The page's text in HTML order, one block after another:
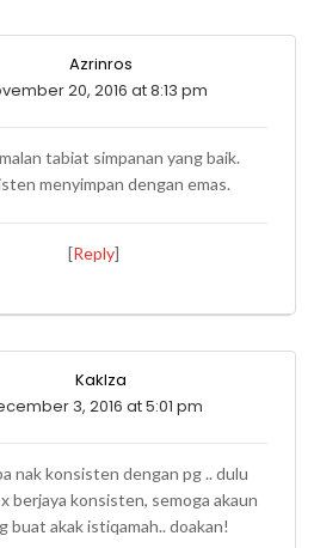
Azrinros
20, 2016 at 8:13 pm
tabiat simpanan yang baik.
menyimpan dengan emas.
[Reply]
KakIza
3, 2016 at 5:01 pm
nak konsisten dengan pg .. dulu
berjaya konsisten, semoga akaun
buat akak istiqamah.. doakan!